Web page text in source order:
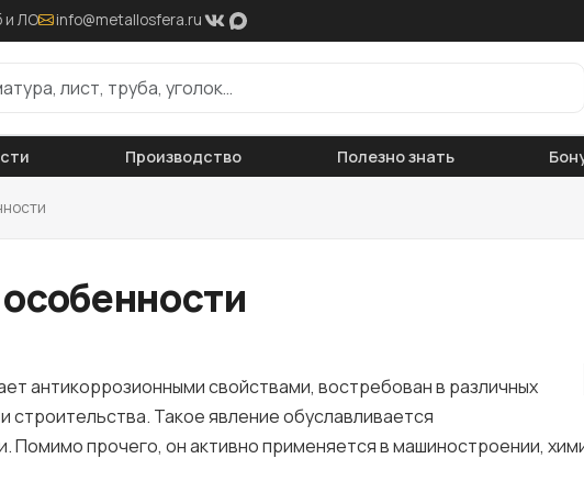
и ЛО info@metallosfera.ru
Производство Полезно знать
антикоррозионными свойствами, востребован в различных
Такое явление обуславливается
Помимо прочего, он активно применяется в машиностроении,